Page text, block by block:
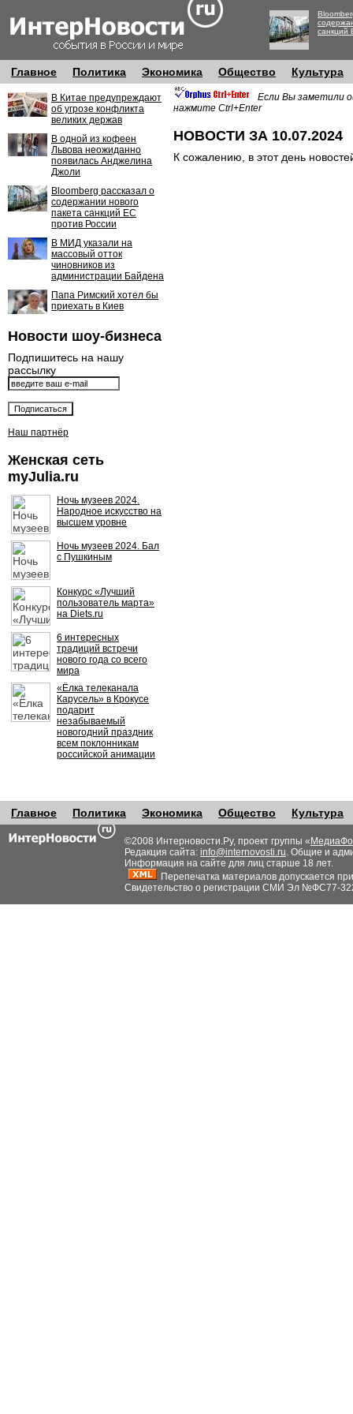
санкций
Главное Политика Экономика Общество Культура
В Китае предупреждают
об угрозе конфликта
великих держав
В одной из кофеен
Львова неожиданно
появилась Анджелина
Джоли
Bloomberg рассказал о
содержании нового
пакета санкций ЕС
против России
В МИД указали на
массовый отток
чиновников из
администрации Байдена
Папа Римский хотел бы
приехать в Киев
Новости шоу-бизнеса
Подпишитесь на нашу
рассылку
Наш партнёр
Женская сеть
myJulia.ru
Ночь музеев 2024.
Народное искусство на
высшем уровне
Ночь музеев 2024. Бал
с Пушкиным
Конкурс «Лучший
пользователь марта»
на Diets.ru
6 интересных
традиций встречи
нового года со всего
мира
«Ёлка телеканала
Карусель» в Крокусе
подарит
незабываемый
новогодний праздник
всем поклонникам
российской анимации
Если Вы заметили
нажмите Ctrl+Enter
НОВОСТИ ЗА 10.07.2024
К сожалению, в этот день
Главное Политика Экономика Общество Культура
©2008 Интерновости.Ру, проект группы «
Редакция сайта: info@internovosti.ru. Общие и
Информация на сайте для лиц старше 18 лет.
Перепечатка материалов допускается
Свидетельство о регистрации СМИ Эл №ФС77-